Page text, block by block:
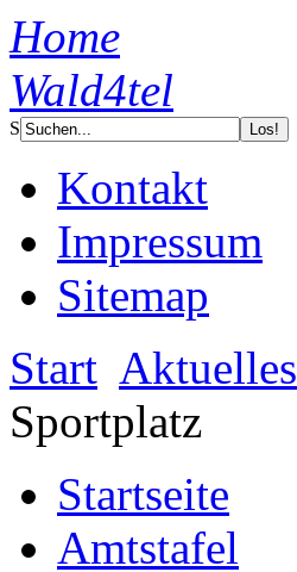
Home
Wald4tel
S
Kontakt
Impressum
Sitemap
Start Aktuelles
Sportplatz
Startseite
Amtstafel